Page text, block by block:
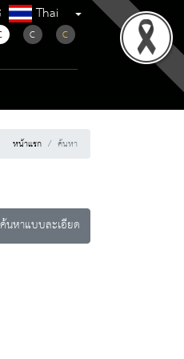
Thai
C C
หน้าแรก ค้นหา
ค้นหาแบบละเอียด